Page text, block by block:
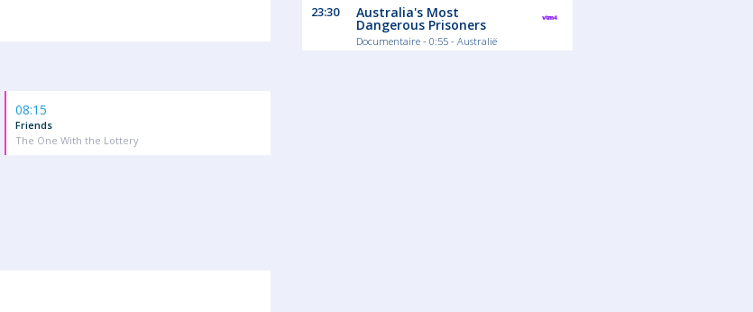
08:15
Friends
The One With the Lottery
23:30 Australia's Most
Dangerous Prisoners
Documentaire - 0:55 - Australië